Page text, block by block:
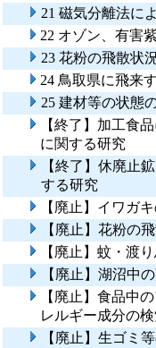
21 磁気分離法に
22 オゾン、有害
23 花粉の飛散状
24 鳥取県に飛来
25 建材等の状態
【終了】加工食
に関する研究
【終了】休廃止
する研究
【廃止】イワガ
【廃止】花粉の
【廃止】蚊・渡
【廃止】湖沼中
【廃止】食品中
レルギー成分の
【廃止】生ゴミ